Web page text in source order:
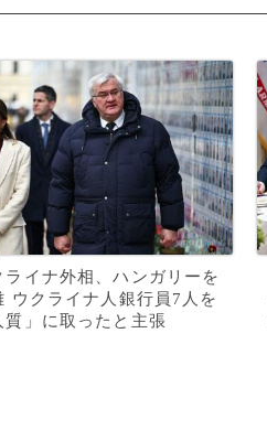
ライナ外相、ハンガリーを
ウクライナ人銀行員7人を
質」に取ったと主張